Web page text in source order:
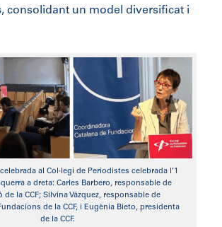
, consolidant un model diversificat i
al Col·legi de Periodistes celebrada l’1
a dreta: Carles Barbero, responsable de
de la CCF; Silvina Vázquez, responsable de
de la CCF, i Eugènia Bieto, presidenta
de la CCF.